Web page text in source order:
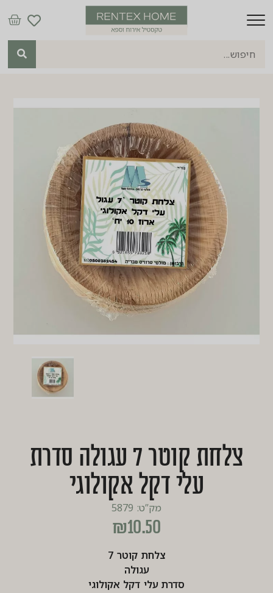
צלחת קוטר 7 עגולה סדרת
עלי דקל אקולוגי
מק”ט: 5879
₪10.50
צלחת קוטר 7
עגולה
סדרת עלי דקל אקולוגי